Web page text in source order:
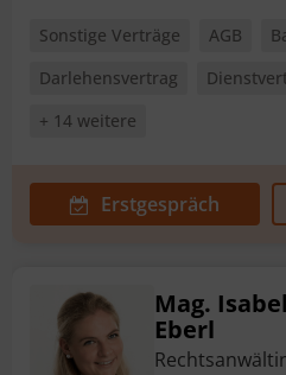
Sonstige Verträge AGB
Darlehensvertrag
+ 14 weitere
Erstgespräch
Mag.
Eberl